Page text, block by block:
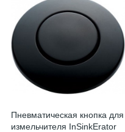
Пневматическая кнопка для
измельчителя InSinkErator